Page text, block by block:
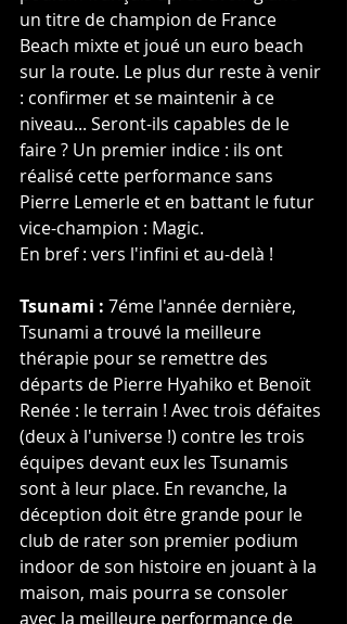
un titre de champion de France
Beach mixte et joué un euro beach
sur la route. Le plus dur reste à venir
: confirmer et se maintenir à ce
niveau... Seront-ils capables de le
faire ? Un premier indice : ils ont
réalisé cette performance sans
Pierre Lemerle et en battant le futur
vice-champion : Magic.
En bref : vers l'infini et au-delà !
Tsunami : 7éme l'année dernière,
Tsunami a trouvé la meilleure
thérapie pour se remettre des
départs de Pierre Hyahiko et Benoït
Renée : le terrain ! Avec trois défaites
(deux à l'universe !) contre les trois
équipes devant eux les Tsunamis
sont à leur place. En revanche, la
déception doit être grande pour le
club de rater son premier podium
indoor de son histoire en jouant à la
maison, mais pourra se consoler
avec la meilleure performance de